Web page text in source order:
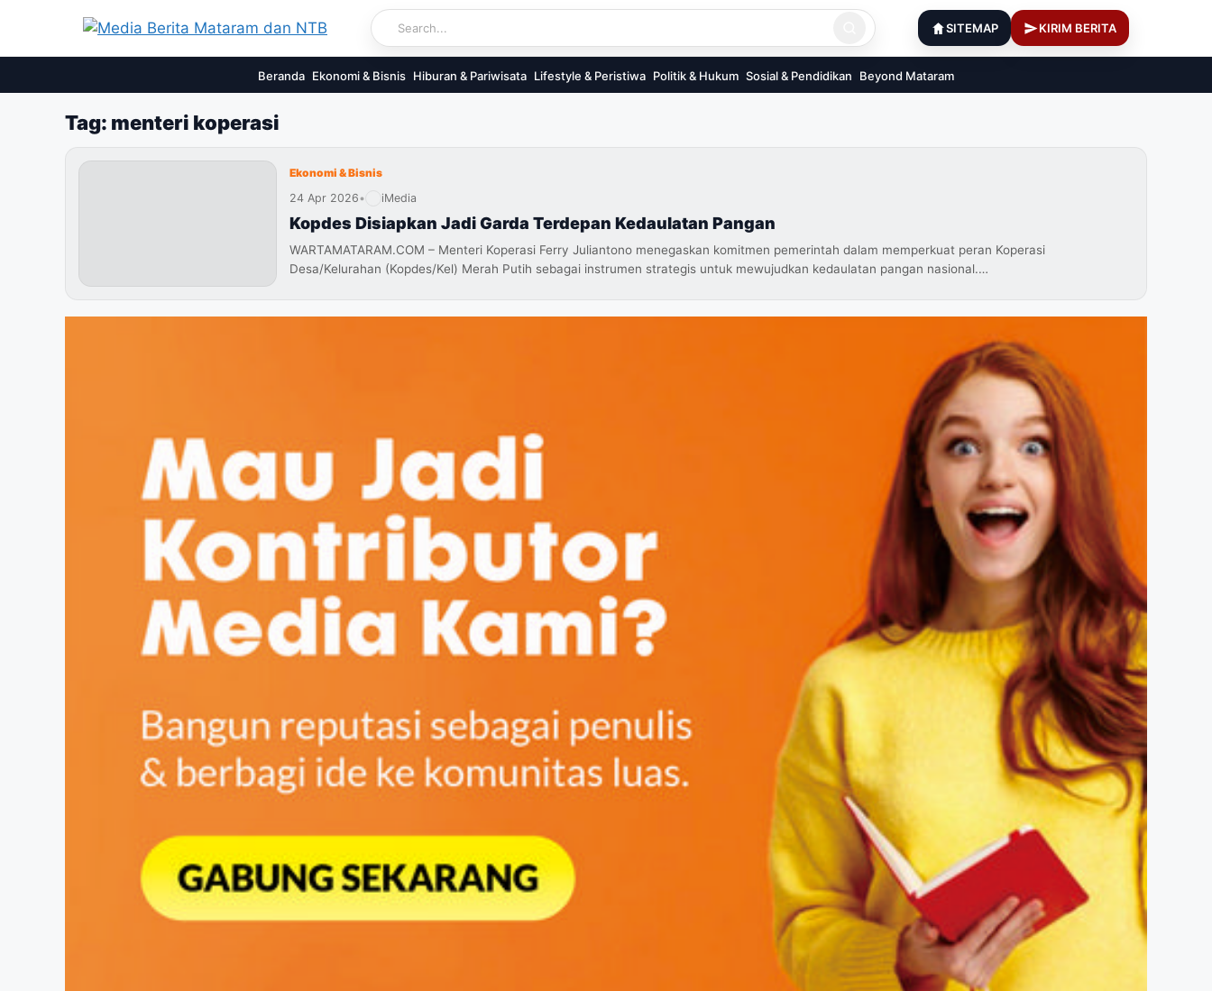
content
SITEMAP KIRIM BERITA
Beranda Ekonomi & Bisnis Hiburan & Pariwisata Lifestyle & Peristiwa Politik & Hukum Sosial & Pendidikan Beyond Mataram
Tag: menteri koperasi
Ekonomi & Bisnis
24 Apr 2026• iMedia
Kopdes Disiapkan Jadi Garda Terdepan Kedaulatan Pangan
WARTAMATARAM.COM – Menteri Koperasi Ferry Juliantono menegaskan komitmen pemerintah dalam memperkuat peran Koperasi
Desa/Kelurahan (Kopdes/Kel) Merah Putih sebagai instrumen strategis untuk mewujudkan kedaulatan pangan nasional.…